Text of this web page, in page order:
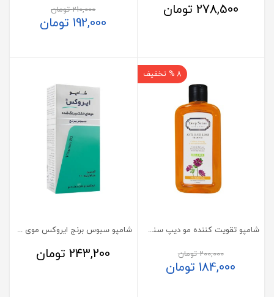
278,500 تومان 210,000تومان
192,000 تومان
8 % تخفیف
شامپو تقویت کننده مو دیپ سنس 200 میلی لیتر
200,000تومان
184,000 تومان
شامپو سبوس برنج ایروکس موی خشک و رنگ شده
243,200تومان